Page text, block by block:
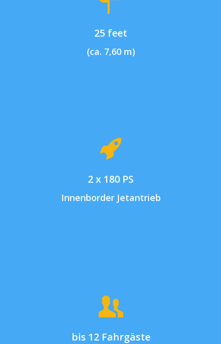
25 feet
(ca. 7,60 m)
2 x 180 PS
Innenborder Jetantrieb
bis 12 Fahrgäste